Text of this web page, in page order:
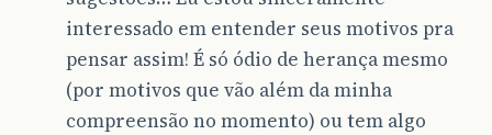
interessado em entender seus motivos pra
pensar assim! É só ódio de herança mesmo
(por motivos que vão além da minha
compreensão no momento) ou tem algo